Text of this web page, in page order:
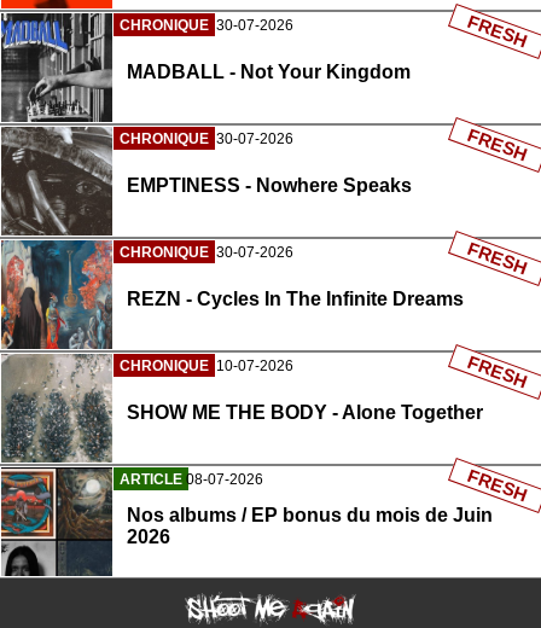
CHRONIQUE 30-07-2026
MADBALL - Not Your Kingdom
FRESH
CHRONIQUE 30-07-2026
EMPTINESS - Nowhere Speaks
FRESH
CHRONIQUE 30-07-2026
REZN - Cycles In The Infinite Dreams
FRESH
CHRONIQUE 10-07-2026
SHOW ME THE BODY - Alone Together
FRESH
ARTICLE 08-07-2026
Nos albums / EP bonus du mois de Juin
2026
FRESH